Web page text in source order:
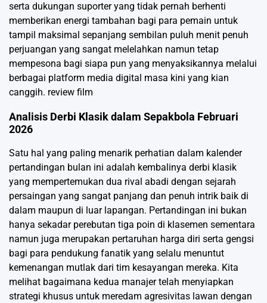
serta dukungan suporter yang tidak pernah berhenti
memberikan energi tambahan bagi para pemain untuk
tampil maksimal sepanjang sembilan puluh menit penuh
perjuangan yang sangat melelahkan namun tetap
mempesona bagi siapa pun yang menyaksikannya melalui
berbagai platform media digital masa kini yang kian
canggih. review film
Analisis Derbi Klasik dalam Sepakbola Februari
2026
Satu hal yang paling menarik perhatian dalam kalender
pertandingan bulan ini adalah kembalinya derbi klasik
yang mempertemukan dua rival abadi dengan sejarah
persaingan yang sangat panjang dan penuh intrik baik di
dalam maupun di luar lapangan. Pertandingan ini bukan
hanya sekadar perebutan tiga poin di klasemen sementara
namun juga merupakan pertaruhan harga diri serta gengsi
bagi para pendukung fanatik yang selalu menuntut
kemenangan mutlak dari tim kesayangan mereka. Kita
melihat bagaimana kedua manajer telah menyiapkan
strategi khusus untuk meredam agresivitas lawan dengan